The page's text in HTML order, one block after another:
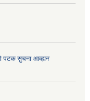
पटक सुचना आव्ह्यन